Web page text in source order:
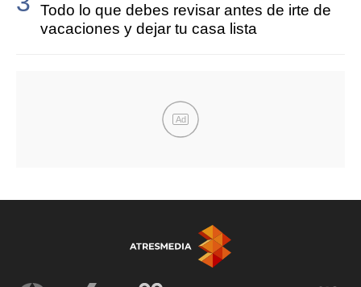
Todo lo que debes revisar antes de irte de
vacaciones y dejar tu casa lista
Ad